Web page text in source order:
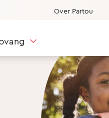
Over Partou